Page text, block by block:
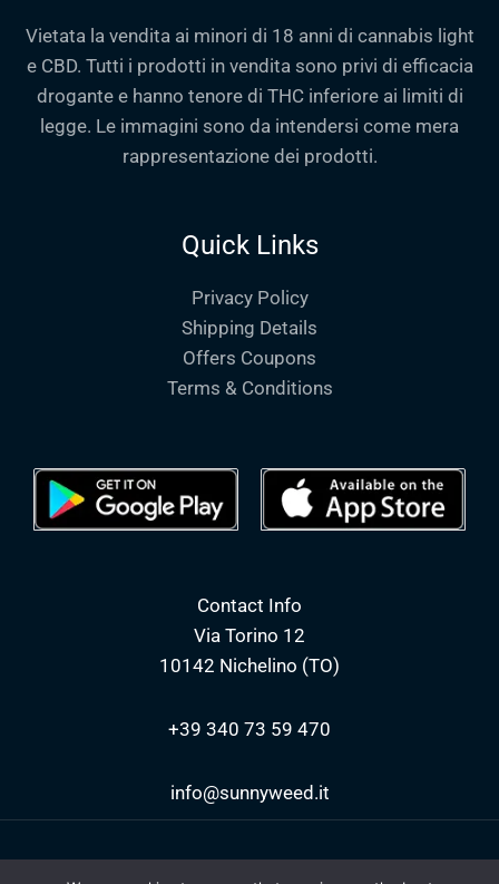
Vietata la vendita ai minori di 18 anni di cannabis light
e CBD. Tutti i prodotti in vendita sono privi di efficacia
drogante e hanno tenore di THC inferiore ai limiti di
legge. Le immagini sono da intendersi come mera
rappresentazione dei prodotti.
Quick Links
Privacy Policy
Shipping Details
Offers Coupons
Terms & Conditions
Contact Info
Via Torino 12
10142 Nichelino (TO)
+39 340 73 59 470
info@sunnyweed.it